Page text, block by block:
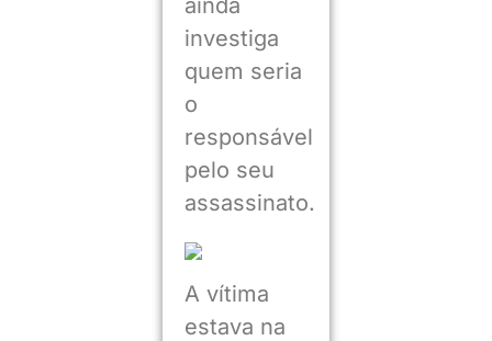
ainda
investiga
quem seria
o
responsável
pelo seu
assassinato.
A vítima
estava na